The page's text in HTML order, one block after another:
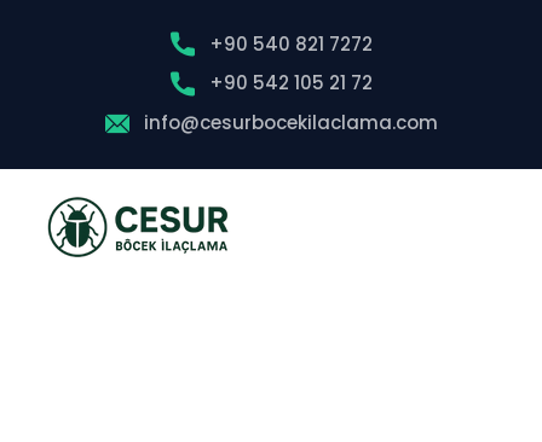
+90 540 821 7272
+90 542 105 21 72
info@cesurbocekilaclama.com